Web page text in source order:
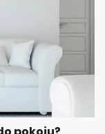
pokoju?